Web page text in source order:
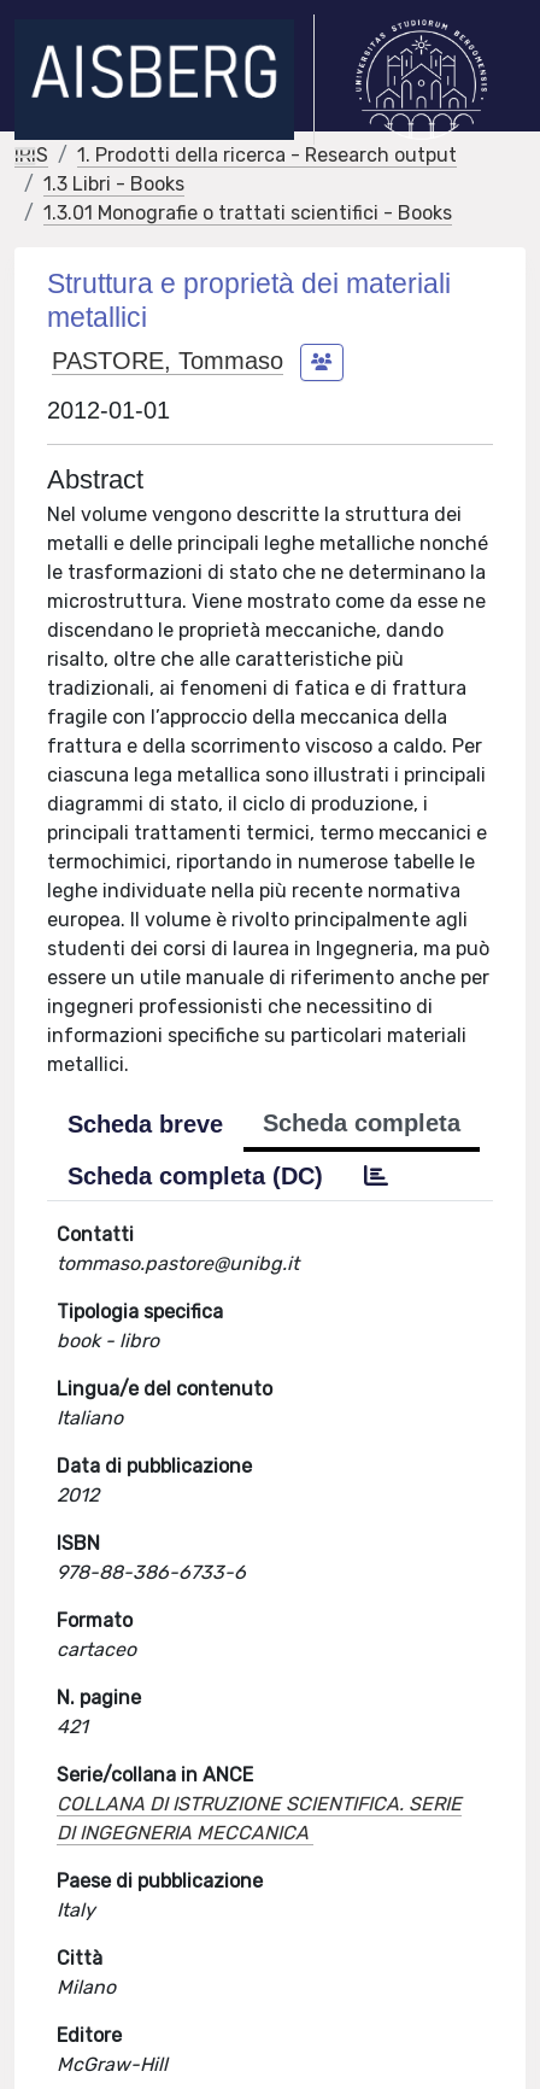
IRIS
1. Prodotti della ricerca - Research output
1.3 Libri - Books
1.3.01 Monografie o trattati scientifici - Books
Struttura e proprietà dei materiali
metallici
PASTORE, Tommaso
2012-01-01
Abstract
Nel volume vengono descritte la struttura dei
metalli e delle principali leghe metalliche nonché
le trasformazioni di stato che ne determinano la
microstruttura. Viene mostrato come da esse ne
discendano le proprietà meccaniche, dando
risalto, oltre che alle caratteristiche più
tradizionali, ai fenomeni di fatica e di frattura
fragile con l’approccio della meccanica della
frattura e della scorrimento viscoso a caldo. Per
ciascuna lega metallica sono illustrati i principali
diagrammi di stato, il ciclo di produzione, i
principali trattamenti termici, termo meccanici e
termochimici, riportando in numerose tabelle le
leghe individuate nella più recente normativa
europea. Il volume è rivolto principalmente agli
studenti dei corsi di laurea in Ingegneria, ma può
essere un utile manuale di riferimento anche per
ingegneri professionisti che necessitino di
informazioni specifiche su particolari materiali
metallici.
Scheda breve
Scheda completa
Scheda completa (DC)
Contatti
tommaso.pastore@unibg.it
Tipologia specifica
book - libro
Lingua/e del contenuto
Italiano
Data di pubblicazione
2012
ISBN
978-88-386-6733-6
Formato
cartaceo
N. pagine
421
Serie/collana in ANCE
COLLANA DI ISTRUZIONE SCIENTIFICA. SERIE
DI INGEGNERIA MECCANICA
Paese di pubblicazione
Italy
Città
Milano
Editore
McGraw-Hill